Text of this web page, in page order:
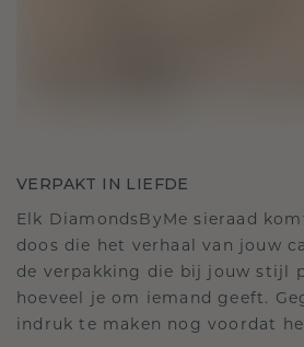
VERPAKT IN LIEFDE
Elk DiamondsByMe sieraad
doos die het verhaal van jouw
de verpakking die bij jouw stijl
hoeveel je om iemand geeft.
indruk te maken nog voordat